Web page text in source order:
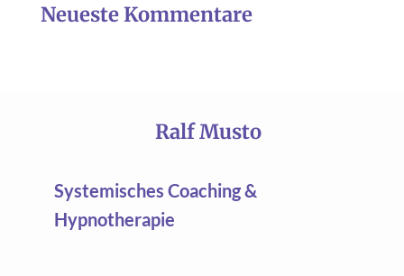
Neueste Kommentare
Ralf Musto
Systemisches Coaching &
Hypnotherapie